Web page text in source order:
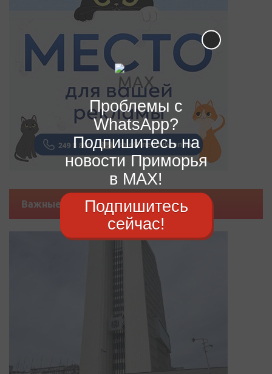
Важные новости
Проблемы с
WhatsApp?
Подпишитесь на
новости Приморья
в MAX!
Подпишитесь
сейчас!